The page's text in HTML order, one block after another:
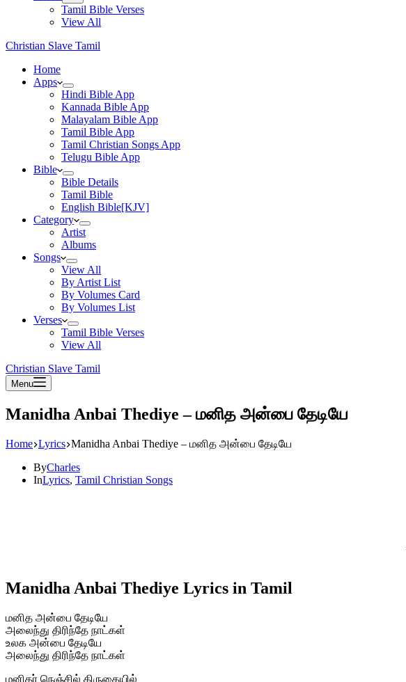
Tamil Bible Verses
View All
Christian Slave Tamil
Home
Apps
Hindi Bible App
Kannada Bible App
Malayalam Bible App
Tamil Bible App
Tamil Christian Songs App
Telugu Bible App
Bible
Bible Details
Tamil Bible
English Bible[KJV]
Category
Artist
Albums
Songs
View All
By Artist List
By Volumes Card
By Volumes List
Verses
Tamil Bible Verses
View All
Christian Slave Tamil
Menu
Manidha Anbai Thediye – மனித அன்பை தேடியே
Home Lyrics Manidha Anbai Thediye – மனித அன்பை தேடியே
ByCharles
InLyrics, Tamil Christian Songs
Manidha Anbai Thediye Lyrics in Tamil
மனித அன்பை தேடியே
அலைந்து திரிந்தே நாட்கள்
உலக அன்பை தேடியே
அலைந்து திரிந்தே நாட்கள்
மனிதர் நெஞ்சில் கிருகையில்